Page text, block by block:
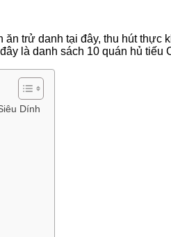
ăn trử danh tại đây, thu hút
là danh sách 10 quán hủ tiếu
Dính